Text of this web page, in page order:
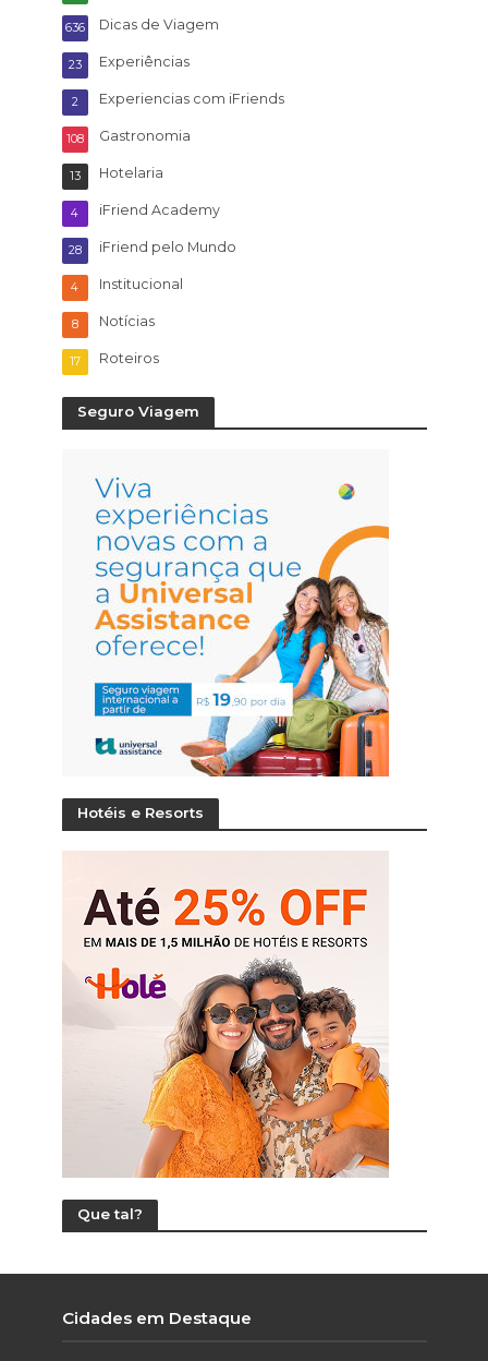
Dicas de Viagem
636
Experiências
23
Experiencias com iFriends
2
Gastronomia
108
Hotelaria
13
iFriend Academy
4
iFriend pelo Mundo
28
Institucional
4
Notícias
8
Roteiros
17
Seguro Viagem
Hotéis e Resorts
Que tal?
Cidades em Destaque